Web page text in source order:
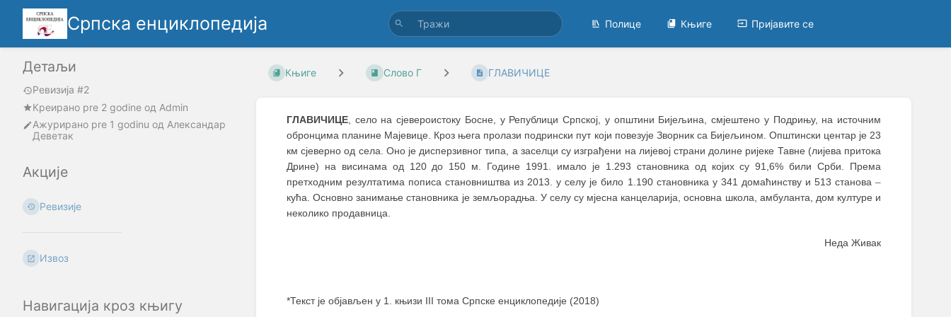
Српска енциклопедија Полице Књиге Пријавите се
Детаљи
Ревизија #2
Креирано pre 2 godine oд Admin
Ажурирано pre 1 godinu од Александар
Деветак
Акције
Ревизије
Извоз
Навигација кроз књигу
Књиге Слово Г ГЛАВИЧИЦЕ
ГЛАВИЧИЦЕ, село на сјевероистоку Босне, у Републици Српској, у општини Бијељина, смјештено у Подрињу, на источним
обронцима планине Мајевице. Кроз њега пролази подрински пут који повезује Зворник са Бијељином. Општински центар је 23
км сјеверно од села. Оно је дисперзивног типа, а заселци су изграђени на лијевој страни долине ријеке Тавне (лијева притока
Дрине) на висинама од 120 до 150 м. Године 1991. имало је 1.293 становника од којих су 91,6% били Срби. Према
претходним резултатима пописа становништва из 2013. у селу је било 1.190 становника у 341 домаћинству и 513 станова –
кућа. Основно занимање становника је земљорадња. У селу су мјесна канцеларија, основна школа, амбуланта, дом културе и
неколико продавница.
Неда Живак
*Текст је објављен у 1. књизи III тома Српске енциклопедије (2018)